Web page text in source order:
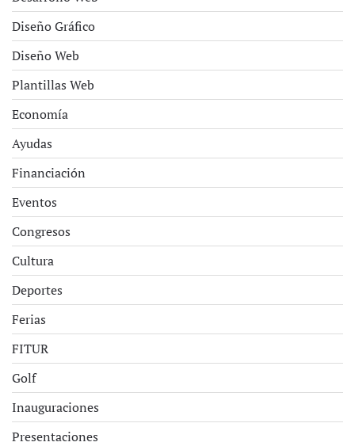
Diseño Gráfico
Diseño Web
Plantillas Web
Economía
Ayudas
Financiación
Eventos
Congresos
Cultura
Deportes
Ferias
FITUR
Golf
Inauguraciones
Presentaciones